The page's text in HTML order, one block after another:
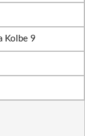
Kolbe 9